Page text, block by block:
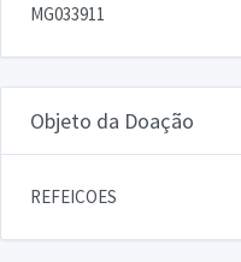
MG033911
Objeto da Doação
REFEICOES